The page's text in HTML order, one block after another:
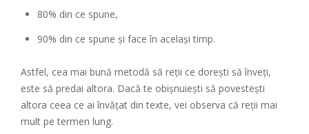
80% din ce spune,
90% din ce spune și face în același timp.
Astfel, cea mai bună metodă să reții ce dorești să înveți,
este să predai altora. Dacă te obișnuiești să povestești
altora ceea ce ai învățat din texte, vei observa că reții mai
mult pe termen lung.